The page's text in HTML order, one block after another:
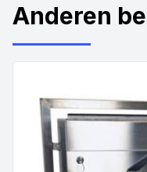
Anderen